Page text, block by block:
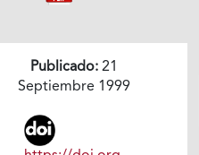
Publicado: 21
Septiembre 1999